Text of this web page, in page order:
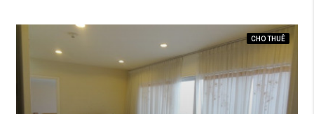
CHO THUÊ